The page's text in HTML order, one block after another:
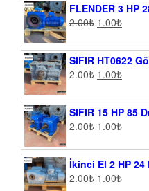
FLENDER 3 HP
2.00₺ 1.00₺
SIFIR HT0622
2.00₺ 1.00₺
SIFIR 15 HP 85
2.00₺ 1.00₺
İkinci El 2 HP
2.00₺ 1.00₺